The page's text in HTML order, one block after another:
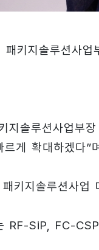
키지솔루션사업
지솔루션사업부
르게 확대하겠다
키지솔루션사업
RF-SiP, FC-